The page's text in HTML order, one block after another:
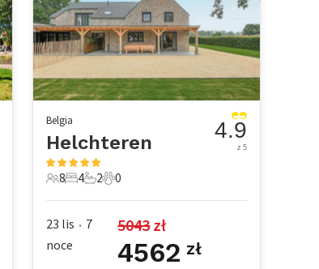
Belgia
Helchteren
8 Goście
8
4 Sypialnie
4
2 Łazienki
2
0 Zwierzęta domowe
0
4.9
z 5
23 lis • 7
noce
5043 zł
4562 zł